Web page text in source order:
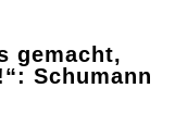
gemacht,
Schumann